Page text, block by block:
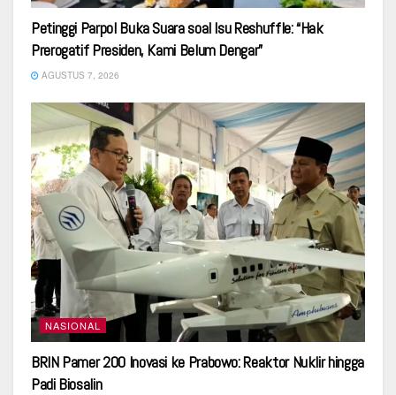
Petinggi Parpol Buka Suara soal Isu Reshuffle: “Hak
Prerogatif Presiden, Kami Belum Dengar”
AGUSTUS 7, 2026
NASIONAL
BRIN Pamer 200 Inovasi ke Prabowo: Reaktor Nuklir hingga
Padi Biosalin